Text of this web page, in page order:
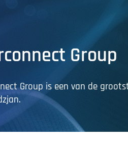
Group
Group is een van de